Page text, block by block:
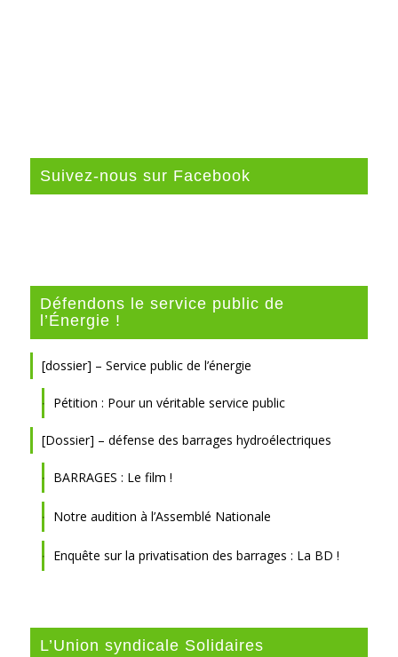
Suivez-nous sur Facebook
Défendons le service public de
l’Énergie !
[dossier] – Service public de l’énergie
Pétition : Pour un véritable service public
[Dossier] – défense des barrages hydroélectriques
BARRAGES : Le film !
Notre audition à l’Assemblé Nationale
Enquête sur la privatisation des barrages : La BD !
L’Union syndicale Solidaires